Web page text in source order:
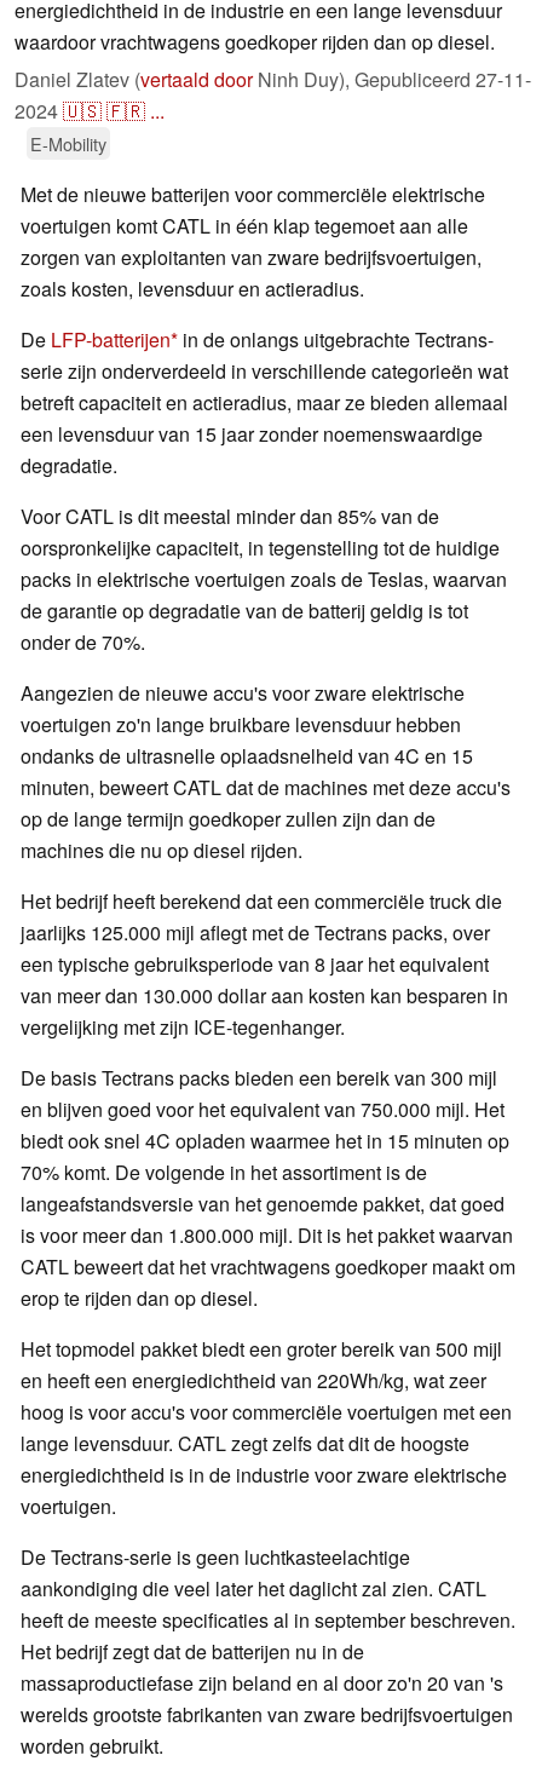
energiedichtheid in de industrie en een lange levensduur
waardoor vrachtwagens goedkoper rijden dan op diesel.
Daniel Zlatev (vertaald doorNinh Duy), Gepubliceerd 27-11-
2024🇺🇸🇫🇷 ...
E-Mobility
Met de nieuwe batterijen voor commerciële elektrische
voertuigen komt CATL in één klap tegemoet aan alle
zorgen van exploitanten van zware bedrijfsvoertuigen,
zoals kosten, levensduur en actieradius.
De LFP-batterijen in de onlangs uitgebrachte Tectrans-
serie zijn onderverdeeld in verschillende categorieën wat
betreft capaciteit en actieradius, maar ze bieden allemaal
een levensduur van 15 jaar zonder noemenswaardige
degradatie.
Voor CATL is dit meestal minder dan 85% van de
oorspronkelijke capaciteit, in tegenstelling tot de huidige
packs in elektrische voertuigen zoals de Teslas, waarvan
de garantie op degradatie van de batterij geldig is tot
onder de 70%.
Aangezien de nieuwe accu's voor zware elektrische
voertuigen zo'n lange bruikbare levensduur hebben
ondanks de ultrasnelle oplaadsnelheid van 4C en 15
minuten, beweert CATL dat de machines met deze accu's
op de lange termijn goedkoper zullen zijn dan de
machines die nu op diesel rijden.
Het bedrijf heeft berekend dat een commerciële truck die
jaarlijks 125.000 mijl aflegt met de Tectrans packs, over
een typische gebruiksperiode van 8 jaar het equivalent
van meer dan 130.000 dollar aan kosten kan besparen in
vergelijking met zijn ICE-tegenhanger.
De basis Tectrans packs bieden een bereik van 300 mijl
en blijven goed voor het equivalent van 750.000 mijl. Het
biedt ook snel 4C opladen waarmee het in 15 minuten op
70% komt. De volgende in het assortiment is de
langeafstandsversie van het genoemde pakket, dat goed
is voor meer dan 1.800.000 mijl. Dit is het pakket waarvan
CATL beweert dat het vrachtwagens goedkoper maakt om
erop te rijden dan op diesel.
Het topmodel pakket biedt een groter bereik van 500 mijl
en heeft een energiedichtheid van 220Wh/kg, wat zeer
hoog is voor accu's voor commerciële voertuigen met een
lange levensduur. CATL zegt zelfs dat dit de hoogste
energiedichtheid is in de industrie voor zware elektrische
voertuigen.
De Tectrans-serie is geen luchtkasteelachtige
aankondiging die veel later het daglicht zal zien. CATL
heeft de meeste specificaties al in september beschreven.
Het bedrijf zegt dat de batterijen nu in de
massaproductiefase zijn beland en al door zo'n 20 van 's
werelds grootste fabrikanten van zware bedrijfsvoertuigen
worden gebruikt.